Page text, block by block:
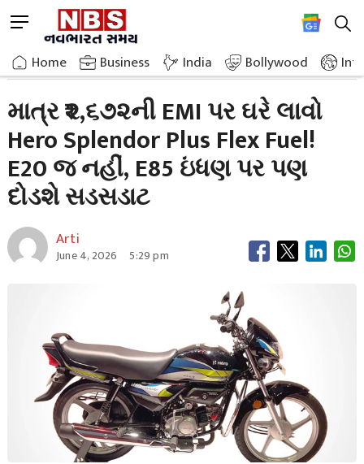
to
content
M
n
u
u
t
o
n
Home Business India Bollywood
Home»Auto »Bring Home Hero Splendor Plus Flex Fuel At An Emi
માત્ર ₹૨,૬૭૨ની EMI પર ઘરે લાવો
Hero Splendor Plus Flex Fuel!
E20 જ નહીં, E85 ઇંધણ પર પણ
દોડશે સડસડાટ
Arti
June 4, 2026 5:29 pm